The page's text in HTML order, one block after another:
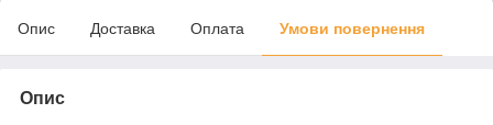
Опис Доставка Оплата Умови повернення
Опис